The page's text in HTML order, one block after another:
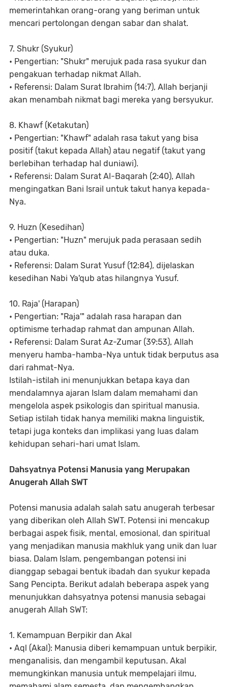
memerintahkan orang-orang yang beriman untuk
mencari pertolongan dengan sabar dan shalat.
7. Shukr (Syukur)
• Pengertian: "Shukr" merujuk pada rasa syukur dan
pengakuan terhadap nikmat Allah.
• Referensi: Dalam Surat Ibrahim (14:7), Allah berjanji
akan menambah nikmat bagi mereka yang bersyukur.
8. Khawf (Ketakutan)
• Pengertian: "Khawf" adalah rasa takut yang bisa
positif (takut kepada Allah) atau negatif (takut yang
berlebihan terhadap hal duniawi).
• Referensi: Dalam Surat Al-Baqarah (2:40), Allah
mengingatkan Bani Israil untuk takut hanya kepada-
Nya.
9. Huzn (Kesedihan)
• Pengertian: "Huzn" merujuk pada perasaan sedih
atau duka.
• Referensi: Dalam Surat Yusuf (12:84), dijelaskan
kesedihan Nabi Ya'qub atas hilangnya Yusuf.
10. Raja' (Harapan)
• Pengertian: "Raja'" adalah rasa harapan dan
optimisme terhadap rahmat dan ampunan Allah.
• Referensi: Dalam Surat Az-Zumar (39:53), Allah
menyeru hamba-hamba-Nya untuk tidak berputus asa
dari rahmat-Nya.
Istilah-istilah ini menunjukkan betapa kaya dan
mendalamnya ajaran Islam dalam memahami dan
mengelola aspek psikologis dan spiritual manusia.
Setiap istilah tidak hanya memiliki makna linguistik,
tetapi juga konteks dan implikasi yang luas dalam
kehidupan sehari-hari umat Islam.
Dahsyatnya Potensi Manusia yang Merupakan
Anugerah Allah SWT
Potensi manusia adalah salah satu anugerah terbesar
yang diberikan oleh Allah SWT. Potensi ini mencakup
berbagai aspek fisik, mental, emosional, dan spiritual
yang menjadikan manusia makhluk yang unik dan luar
biasa. Dalam Islam, pengembangan potensi ini
dianggap sebagai bentuk ibadah dan syukur kepada
Sang Pencipta. Berikut adalah beberapa aspek yang
menunjukkan dahsyatnya potensi manusia sebagai
anugerah Allah SWT:
1. Kemampuan Berpikir dan Akal
• Aql (Akal): Manusia diberi kemampuan untuk berpikir,
menganalisis, dan mengambil keputusan. Akal
memungkinkan manusia untuk mempelajari ilmu,